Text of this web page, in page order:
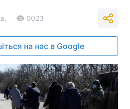
6023
на нас в Google